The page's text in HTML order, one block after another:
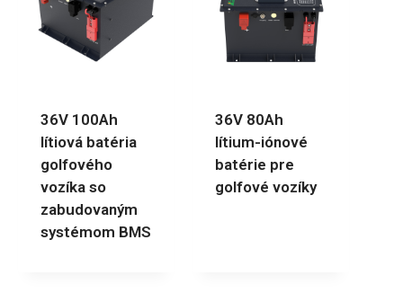
36V 100Ah
lítiová batéria
golfového
vozíka so
zabudovaným
systémom BMS
36V 80Ah
lítium-iónové
batérie pre
golfové vozíky